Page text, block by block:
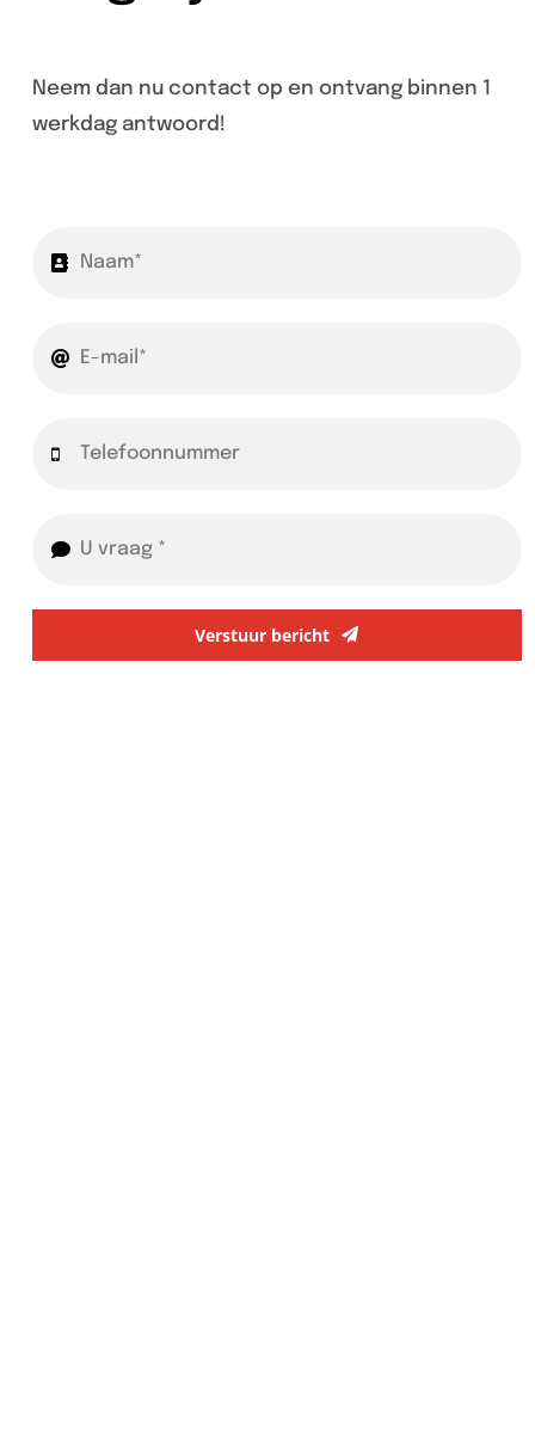
Neem dan nu contact op en ontvang binnen 1
werkdag antwoord!
Verstuur bericht